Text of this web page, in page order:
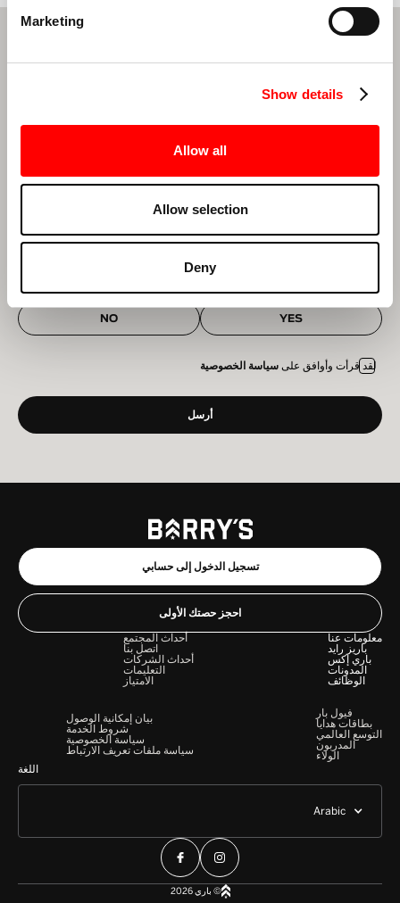
Marketing
Show details
Allow all
Allow selection
Deny
First Time to Barry's?
*
YES
NO
لقد قرأت وأوافق على سياسة الخصوصية
تسجيل الدخول إلى حسابي
احجز حصتك الأولى
معلومات عنا
باريز رايد
باري إكس
المدونات
الوظائف
أحداث المجتمع
اتصل بنا
أحداث الشركات
التعليمات
الامتياز
فيول بار
بطاقات هدايا
التوسع العالمي
المدربون
الولاء
بيان إمكانية الوصول
شروط الخدمة
سياسة الخصوصية
سياسة ملفات تعريف الارتباط
اللغة
Arabic
© باري 2026